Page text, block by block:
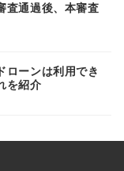
査通過後、本審査
ローンは利用でき
を紹介